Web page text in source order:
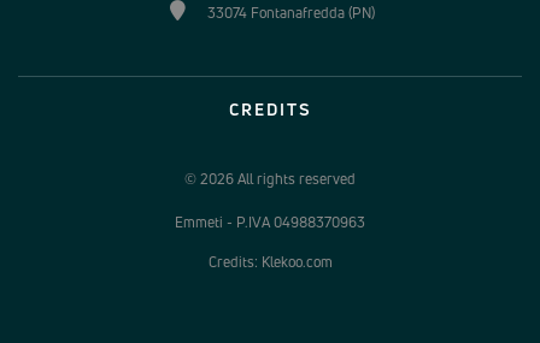
33074 Fontanafredda (PN)
CREDITS
© 2026 All rights reserved
Emmeti - P.IVA 04988370963
Credits: Klekoo.com